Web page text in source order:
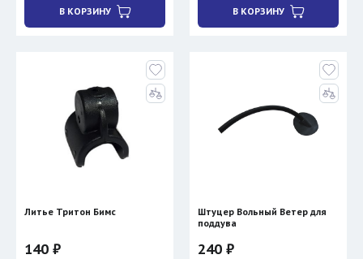
В КОРЗИНУ В КОРЗИНУ
Литье Тритон Бимс
140 ₽
Штуцер Вольный Ветер для
поддува
240 ₽